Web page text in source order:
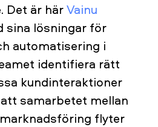
Det är härVainu
sina lösningar för
automatisering i
identifiera rätt
kundinteraktioner
samarbetet mellan
flyter